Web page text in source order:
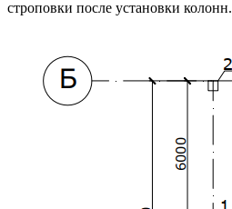
строповки после установки колонн.